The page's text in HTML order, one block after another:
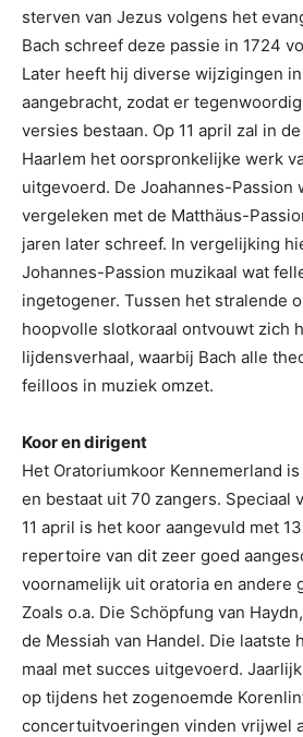
sterven van Jezus volgens het
Bach schreef deze passie in 1724
Later heeft hij diverse wijzigingen
aangebracht, zodat er
versies bestaan. Op 11 april zal in
Haarlem het oorspronkelijke werk
uitgevoerd. De Joahannes-Passion
vergeleken met de Matthäus-
jaren later schreef. In vergelijking
Johannes-Passion muzikaal wat
ingetogener. Tussen het stralende
hoopvolle slotkoraal ontvouwt zich
lijdensverhaal, waarbij Bach alle
feilloos in muziek omzet.
Koor en dirigent
Het Oratoriumkoor Kennemerland
en bestaat uit 70 zangers. Speciaal
11 april is het koor aangevuld met
repertoire van dit zeer goed
voornamelijk uit oratoria en andere
Zoals o.a. Die Schöpfung van
de Messiah van Handel. Die laatste
maal met succes uitgevoerd.
op tijdens het zogenoemde
concertuitvoeringen vinden vrijwel